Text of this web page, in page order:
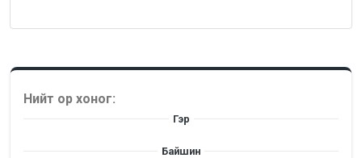
Нийт ор хоног:
Гэр
Байшин